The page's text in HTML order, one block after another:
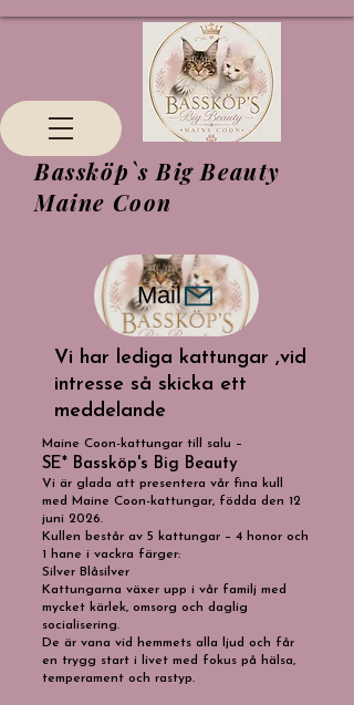
Bassköp`s Big Beauty
Maine Coon
Mail
Vi har lediga kattungar ,vid
intresse så skicka ett
meddelande
Maine Coon-kattungar till salu –
SE* Bassköp's Big Beauty
Vi är glada att presentera vår fina kull
med Maine Coon-kattungar, födda den 12
juni 2026.
Kullen består av 5 kattungar – 4 honor och
1 hane i vackra färger:
Silver Blåsilver
Kattungarna växer upp i vår familj med
mycket kärlek, omsorg och daglig
socialisering.
De är vana vid hemmets alla ljud och får
en trygg start i livet med fokus på hälsa,
temperament och rastyp.